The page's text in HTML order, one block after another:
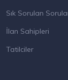
Sık Sorulan
İlan Sahipleri
Tatilciler